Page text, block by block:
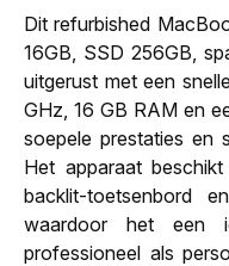
Dit refurbished
16GB, SSD 256GB,
uitgerust met een
GHz, 16 GB RAM en
soepele prestaties en
Het apparaat
backlit-toetsenbord
waardoor het een
professioneel als